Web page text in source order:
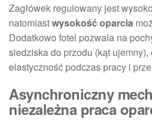
Zagłówek regulowany jest
natomiastwysokość oparcia
Dodatkowo fotel pozwala na
siedziska do przodu (kąt
elastyczność podczas pracy i
Asynchroniczny
niezależna praca